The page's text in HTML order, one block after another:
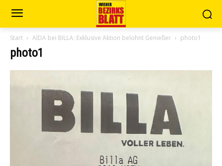
Start AÏDA bei BILLA: Exklusive Aktion belohnt Genießer photo1
photo1